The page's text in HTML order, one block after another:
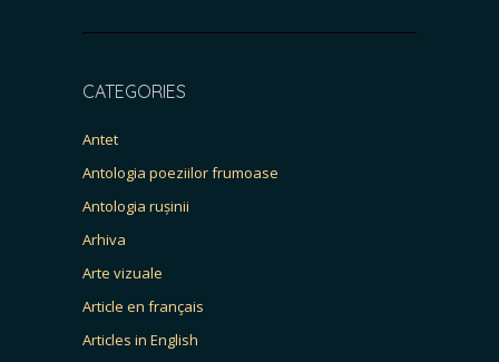
CATEGORIES
Antet
Antologia poeziilor frumoase
Antologia rușinii
Arhiva
Arte vizuale
Article en français
Articles in English